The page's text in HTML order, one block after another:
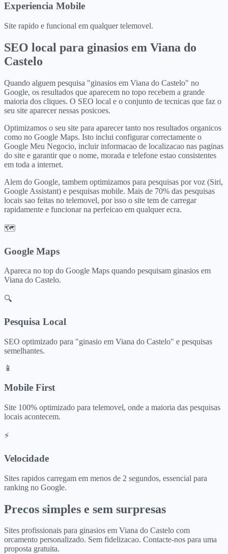
Experiencia Mobile
Site rapido e funcional em qualquer telemovel.
SEO local para ginasios em Viana do
Castelo
Quando alguem pesquisa "ginasios em Viana do Castelo" no
Google, os resultados que aparecem no topo recebem a grande
maioria dos cliques. O SEO local e o conjunto de tecnicas que faz o
seu site aparecer nessas posicoes.
Optimizamos o seu site para aparecer tanto nos resultados organicos
como no Google Maps. Isto inclui configurar correctamente o
Google Meu Negocio, incluir informacao de localizacao nas paginas
do site e garantir que o nome, morada e telefone estao consistentes
em toda a internet.
Alem do Google, tambem optimizamos para pesquisas por voz (Siri,
Google Assistant) e pesquisas mobile. Mais de 70% das pesquisas
locais sao feitas no telemovel, por isso o site tem de carregar
rapidamente e funcionar na perfeicao em qualquer ecra.
🗺️
Google Maps
Apareca no top do Google Maps quando pesquisam ginasios em
Viana do Castelo.
🔍
Pesquisa Local
SEO optimizado para "ginasio em Viana do Castelo" e pesquisas
semelhantes.
📱
Mobile First
Site 100% optimizado para telemovel, onde a maioria das pesquisas
locais acontecem.
⚡
Velocidade
Sites rapidos carregam em menos de 2 segundos, essencial para
ranking no Google.
Precos simples e sem surpresas
Sites profissionais para ginasios em Viana do Castelo com
orcamento personalizado. Sem fidelizacao. Contacte-nos para uma
proposta gratuita.